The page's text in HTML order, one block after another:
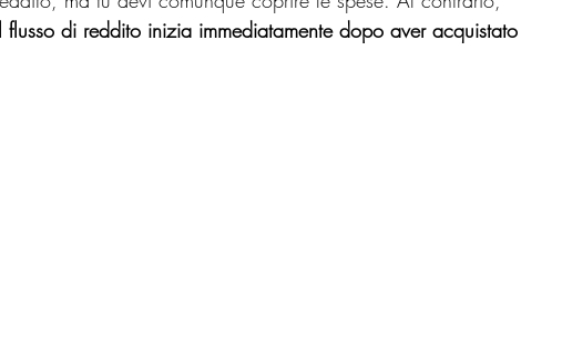
di reddito inizia immediatamente dopo aver acquistato